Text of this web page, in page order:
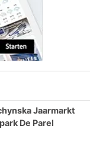
Jaarmarkt
De Parel